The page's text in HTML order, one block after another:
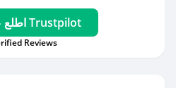
اطلع على آراء عملائنا على Trustpilot
Reviews